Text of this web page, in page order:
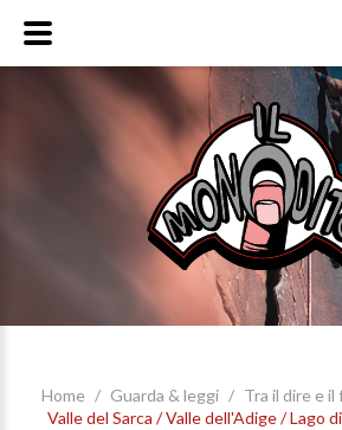
Home / Guarda & leggi / Tra il dire e il
Valle del Sarca / Valle dell'Adige / Lago